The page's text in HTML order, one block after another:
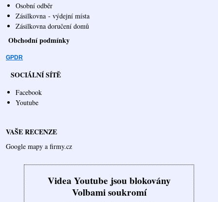
Osobní odběr
Zásilkovna - výdejní místa
Zásilkovna doručení domů
Obchodní podmínky
GPDR
SOCIÁLNÍ SÍTĚ
Facebook
Youtube
VAŠE RECENZE
Google mapy a firmy.cz
Videa Youtube jsou blokovány
Volbami soukromí